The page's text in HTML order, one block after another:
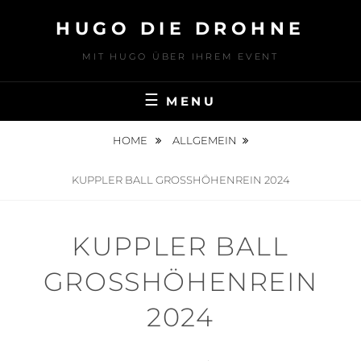
HUGO DIE DROHNE
MIT HUGO ÜBER IHREM EVENT
MENU
HOME ALLGEMEIN
KUPPLER BALL GROSSHÖHENREIN 2024
KUPPLER BALL
GROSSHÖHENREIN 2
024